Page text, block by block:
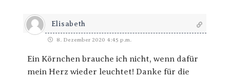
Elisabeth
8. Dezember 2020 4:45 p.m.
Ein Körnchen brauche ich nicht, wenn dafür
mein Herz wieder leuchtet! Danke für die